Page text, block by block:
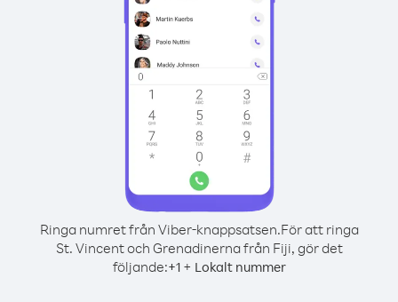
Ringa numret från Viber-knappsatsen.För att ringa
St. Vincent och Grenadinerna från Fiji, gör det
följande:+1+ Lokalt nummer